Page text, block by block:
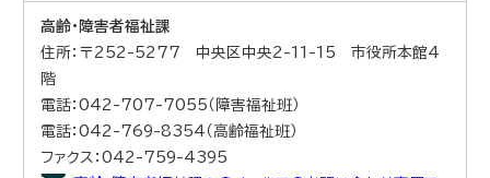
高齢・障害者福祉課
住所：〒252-5277 中央区中央2-11-15 市役所本館4
階
電話：042-707-7055（障害福祉班）
電話：042-769-8354（高齢福祉班）
ファクス：042-759-4395